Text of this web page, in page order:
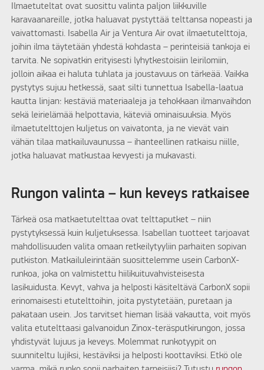
Ilmaetuteltat ovat suosittu valinta paljon liikkuville
karavaanareille, jotka haluavat pystyttää telttansa nopeasti ja
vaivattomasti. Isabella Air ja Ventura Air ovat ilmaetutelttoja,
joihin ilma täytetään yhdestä kohdasta – perinteisiä tankoja ei
tarvita. Ne sopivatkin erityisesti lyhytkestoisiin leirilomiin,
jolloin aikaa ei haluta tuhlata ja joustavuus on tärkeää. Vaikka
pystytys sujuu hetkessä, saat silti tunnettua Isabella-laatua
kautta linjan: kestäviä materiaaleja ja tehokkaan ilmanvaihdon
sekä leirielämää helpottavia, käteviä ominaisuuksia. Myös
ilmaetutelttojen kuljetus on vaivatonta, ja ne vievät vain
vähän tilaa matkailuvaunussa – ihanteellinen ratkaisu niille,
jotka haluavat matkustaa kevyesti ja mukavasti.
Rungon valinta – kun keveys ratkaisee
Tärkeä osa matkaetutelttaa ovat telttaputket – niin
pystytyksessä kuin kuljetuksessa. Isabellan tuotteet tarjoavat
mahdollisuuden valita omaan retkeilytyyliin parhaiten sopivan
putkiston. Matkailuleirintään suosittelemme usein CarbonX-
runkoa, joka on valmistettu hiilikuituvahvisteisesta
lasikuidusta. Kevyt, vahva ja helposti käsiteltävä CarbonX sopii
erinomaisesti etutelttoihin, joita pystytetään, puretaan ja
pakataan usein. Jos tarvitset hieman lisää vakautta, voit myös
valita etutelttaasi galvanoidun Zinox-teräsputkirungon, jossa
yhdistyvät lujuus ja keveys. Molemmat runkotyypit on
suunniteltu lujiksi, kestäviksi ja helposti koottaviksi. Etkö ole